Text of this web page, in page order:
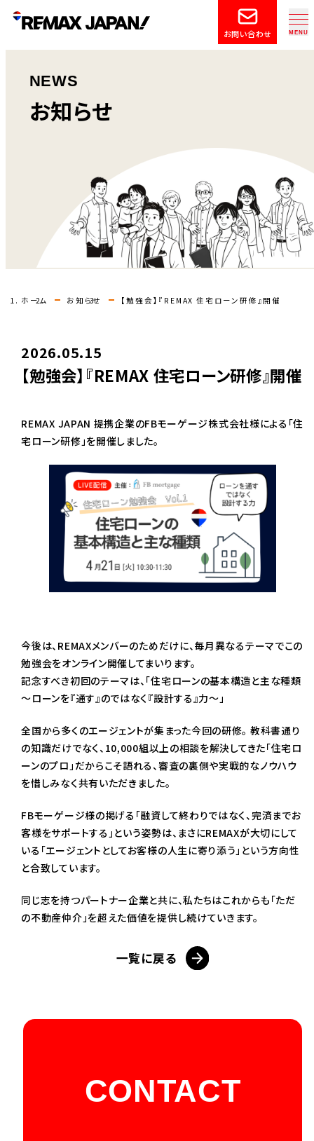
お問い合わせ
NEWS
お知らせ
ホーム お知らせ 【勉強会】『REMAX 住宅ローン研修』開催
2026.05.15
【勉強会】『REMAX 住宅ローン研修』開催
REMAX JAPAN 提携企業のFBモーゲージ株式会社様による「住
宅ローン研修」を開催しました。
今後は、REMAXメンバーのためだけに、毎月異なるテーマでこの
勉強会をオンライン開催してまいります。
記念すべき初回のテーマは、「住宅ローンの基本構造と主な種類
～ローンを『通す』のではなく『設計する』力～」
全国から多くのエージェントが集まった今回の研修。 教科書通り
の知識だけでなく、10,000組以上の相談を解決してきた「住宅ロ
ーンのプロ」だからこそ語れる、審査の裏側や実戦的なノウハウ
を惜しみなく共有いただきました。
FBモーゲージ様の掲げる「融資して終わりではなく、完済までお
客様をサポートする」という姿勢は、まさにREMAXが大切にして
いる「エージェントとしてお客様の人生に寄り添う」という方向性
と合致しています。
同じ志を持つパートナー企業と共に、私たちはこれからも「ただ
の不動産仲介」を超えた価値を提供し続けていきます。
一覧に戻る
CONTACT